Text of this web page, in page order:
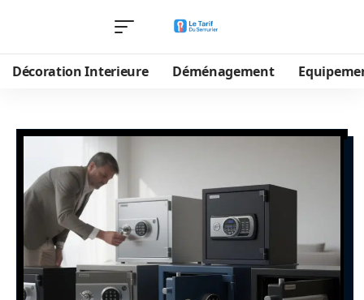
Décoration Interieure Déménagement